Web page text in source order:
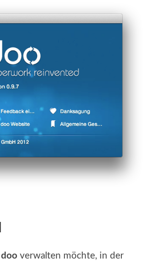
doo verwalten möchte, in der